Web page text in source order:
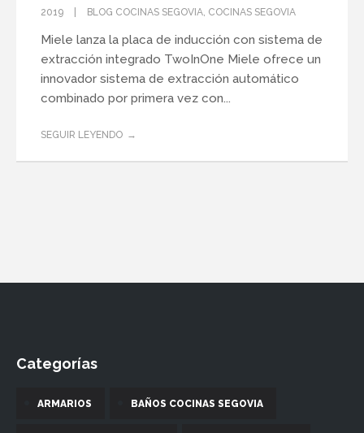
2019 BLOG COCINAS SEGOVIA COCINAS SEGOVIA
Miele lanza la placa de inducción con sistema de
extracción integrado TwoInOne Miele ofrece un
innovador sistema de extracción automático
combinado por primera vez con...
SEGUIR LEYENDO
Categorías
ARMARIOS BAÑOS COCINAS SEGOVIA